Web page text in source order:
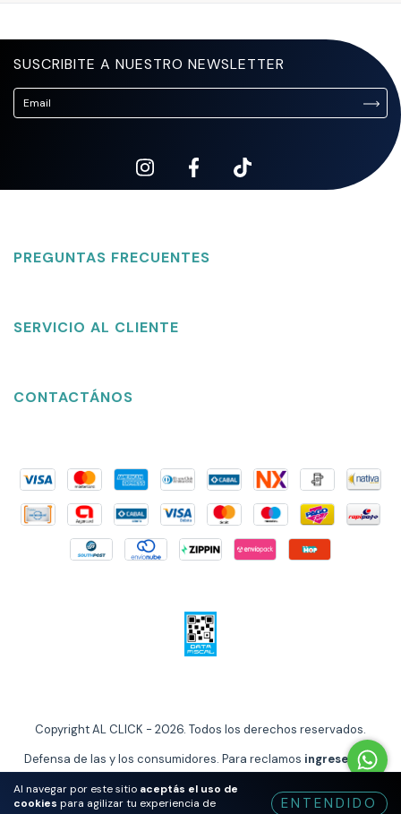
Al navegar por este sitio aceptás el uso de
cookies para agilizar tu experiencia de
ENTENDIDO
SUSCRIBITE A NUESTRO NEWSLETTER
PREGUNTAS FRECUENTES
SERVICIO AL CLIENTE
CONTACTÁNOS
Copyright AL CLICK - 2026. Todos los derechos reservados.
Defensa de las y los consumidores. Para reclamos ingrese aquí